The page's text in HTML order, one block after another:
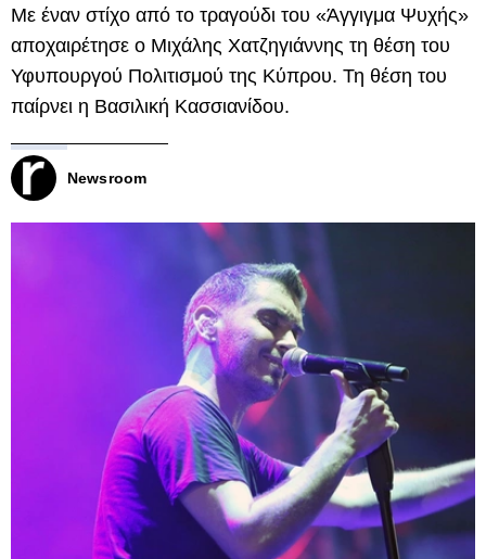
Με έναν στίχο από το τραγούδι του «Άγγιγμα Ψυχής»
αποχαιρέτησε ο Μιχάλης Χατζηγιάννης τη θέση του
Υφυπουργού Πολιτισμού της Κύπρου. Τη θέση του
παίρνει η Βασιλική Κασσιανίδου.
Newsroom